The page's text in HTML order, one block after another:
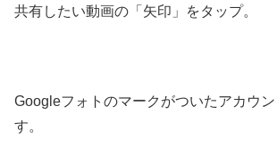
共有したい動画の「矢印」をタップ。
Googleフォトのマークがついたアカウ
す。